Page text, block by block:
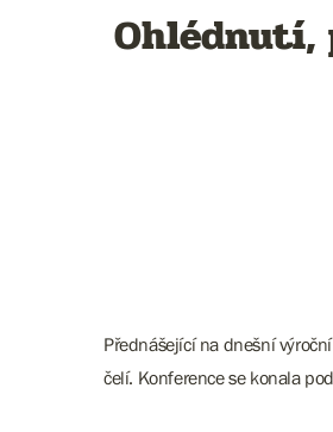
Ohlédnutí,
Přednášející na dnešní
čelí. Konference se konala